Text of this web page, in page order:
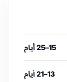
15–25 أيام
13–21 أيام